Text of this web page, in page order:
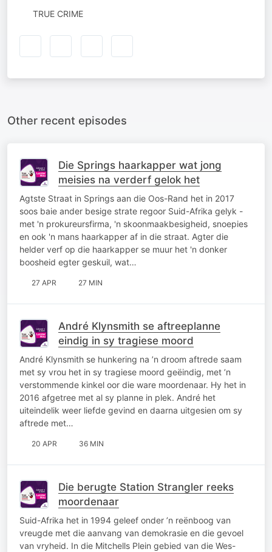
TRUE CRIME
Other recent episodes
Die Springs haarkapper wat jong
meisies na verderf gelok het
Agtste Straat in Springs aan die Oos-Rand het in 2017
soos baie ander besige strate regoor Suid-Afrika gelyk -
met 'n prokureursfirma, 'n skoonmaakbesigheid, snoepies
en ook 'n mans haarkapper af in die straat. Agter die
helder verf op die haarkapper se muur het 'n donker
boosheid egter geskuil, wat…
27 APR 27 MIN
André Klynsmith se aftreeplanne
eindig in sy tragiese moord
André Klynsmith se hunkering na ’n droom aftrede saam
met sy vrou het in sy tragiese moord geëindig, met ’n
verstommende kinkel oor die ware moordenaar. Hy het in
2016 afgetree met al sy planne in plek. André het
uiteindelik weer liefde gevind en daarna uitgesien om sy
aftrede met…
20 APR 36 MIN
Die berugte Station Strangler reeks
moordenaar
Suid-Afrika het in 1994 geleef onder ’n reënboog van
vreugde met die aanvang van demokrasie en die gevoel
van vryheid. In die Mitchells Plein gebied van die Wes-